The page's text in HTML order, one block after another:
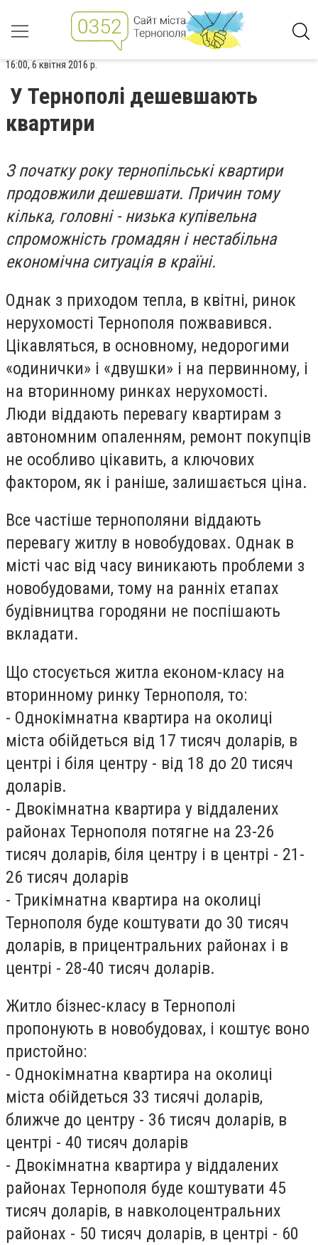
16:00, 6 квітня 2016 р.
У Тернополі дешевшають
квартири
З початку року тернопільські квартири
продовжили дешевшати. Причин тому
кілька, головні - низька купівельна
спроможність громадян і нестабільна
економічна ситуація в країні.
Однак з приходом тепла, в квітні, ринок
нерухомості Тернополя пожвавився.
Цікавляться, в основному, недорогими
«одинички» і «двушки» і на первинному, і
на вторинному ринках нерухомості.
Люди віддають перевагу квартирам з
автономним опаленням, ремонт покупців
не особливо цікавить, а ключових
фактором, як і раніше, залишається ціна.
Все частіше тернополяни віддають
перевагу житлу в новобудовах. Однак в
місті час від часу виникають проблеми з
новобудовами, тому на ранніх етапах
будівництва городяни не поспішають
вкладати.
Що стосується житла економ-класу на
вторинному ринку Тернополя, то:
- Однокімнатна квартира на околиці
міста обійдеться від 17 тисяч доларів, в
центрі і біля центру - від 18 до 20 тисяч
доларів.
- Двокімнатна квартира у віддалених
районах Тернополя потягне на 23-26
тисяч доларів, біля центру і в центрі - 21-
26 тисяч доларів
- Трикімнатна квартира на околиці
Тернополя буде коштувати до 30 тисяч
доларів, в прицентральних районах і в
центрі - 28-40 тисяч доларів.
Житло бізнес-класу в Тернополі
пропонують в новобудовах, і коштує воно
пристойно:
- Однокімнатна квартира на околиці
міста обійдеться 33 тисячі доларів,
ближче до центру - 36 тисяч доларів, в
центрі - 40 тисяч доларів
- Двокімнатна квартира у віддалених
районах Тернополя буде коштувати 45
тисяч доларів, в навколоцентральних
районах - 50 тисяч доларів, в центрі - 60